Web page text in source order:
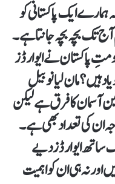
ہمارے ایک پاکستانی کو
آج تک بچہ بچہ جانتا ہے۔
پاکستان نے ایوارڈز
ہیں؟ مان لیا نوبیل
آسمان کا فرق ہے لیکن
ان کی تعداد بھی ہے۔
ایوارڈز دیے
اور نہ ہی ان کو اہمیت